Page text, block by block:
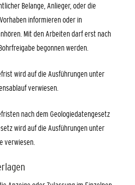
Belange, Anlieger, oder die
informieren oder in
Mit den Arbeiten darf erst nach
begonnen werden.
wird auf die Ausführungen unter
verwiesen.
nach dem Geologiedatengesetz
wird auf die Ausführungen unter
verwiesen.